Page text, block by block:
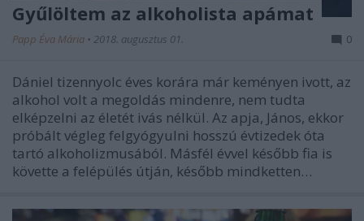
Gyűlöltem az alkoholista apámat
Papp Éva Mária • 2018. augusztus 01. 0
Dániel tizennyolc éves korára már keményen ivott, az
alkohol volt a megoldás mindenre, nem tudta
elképzelni az életét ivás nélkül. Az apja, János, ekkor
próbált végleg felgyógyulni hosszú évtizedek óta
tartó alkoholizmusából. Másfél évvel később fia is
követte a felépülés útján, később mindketten…